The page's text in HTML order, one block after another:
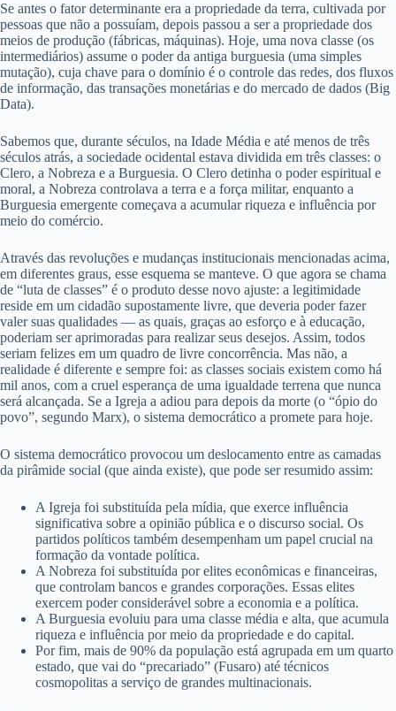
Se antes o fator determinante era a propriedade da terra, cultivada por
pessoas que não a possuíam, depois passou a ser a propriedade dos
meios de produção (fábricas, máquinas). Hoje, uma nova classe (os
intermediários) assume o poder da antiga burguesia (uma simples
mutação), cuja chave para o domínio é o controle das redes, dos fluxos
de informação, das transações monetárias e do mercado de dados (Big
Data).
Sabemos que, durante séculos, na Idade Média e até menos de três
séculos atrás, a sociedade ocidental estava dividida em três classes: o
Clero, a Nobreza e a Burguesia. O Clero detinha o poder espiritual e
moral, a Nobreza controlava a terra e a força militar, enquanto a
Burguesia emergente começava a acumular riqueza e influência por
meio do comércio.
Através das revoluções e mudanças institucionais mencionadas acima,
em diferentes graus, esse esquema se manteve. O que agora se chama
de “luta de classes” é o produto desse novo ajuste: a legitimidade
reside em um cidadão supostamente livre, que deveria poder fazer
valer suas qualidades — as quais, graças ao esforço e à educação,
poderiam ser aprimoradas para realizar seus desejos. Assim, todos
seriam felizes em um quadro de livre concorrência. Mas não, a
realidade é diferente e sempre foi: as classes sociais existem como há
mil anos, com a cruel esperança de uma igualdade terrena que nunca
será alcançada. Se a Igreja a adiou para depois da morte (o “ópio do
povo”, segundo Marx), o sistema democrático a promete para hoje.
O sistema democrático provocou um deslocamento entre as camadas
da pirâmide social (que ainda existe), que pode ser resumido assim:
A Igreja foi substituída pela mídia, que exerce influência
significativa sobre a opinião pública e o discurso social. Os
partidos políticos também desempenham um papel crucial na
formação da vontade política.
A Nobreza foi substituída por elites econômicas e financeiras,
que controlam bancos e grandes corporações. Essas elites
exercem poder considerável sobre a economia e a política.
A Burguesia evoluiu para uma classe média e alta, que acumula
riqueza e influência por meio da propriedade e do capital.
Por fim, mais de 90% da população está agrupada em um quarto
estado, que vai do “precariado” (Fusaro) até técnicos
cosmopolitas a serviço de grandes multinacionais.